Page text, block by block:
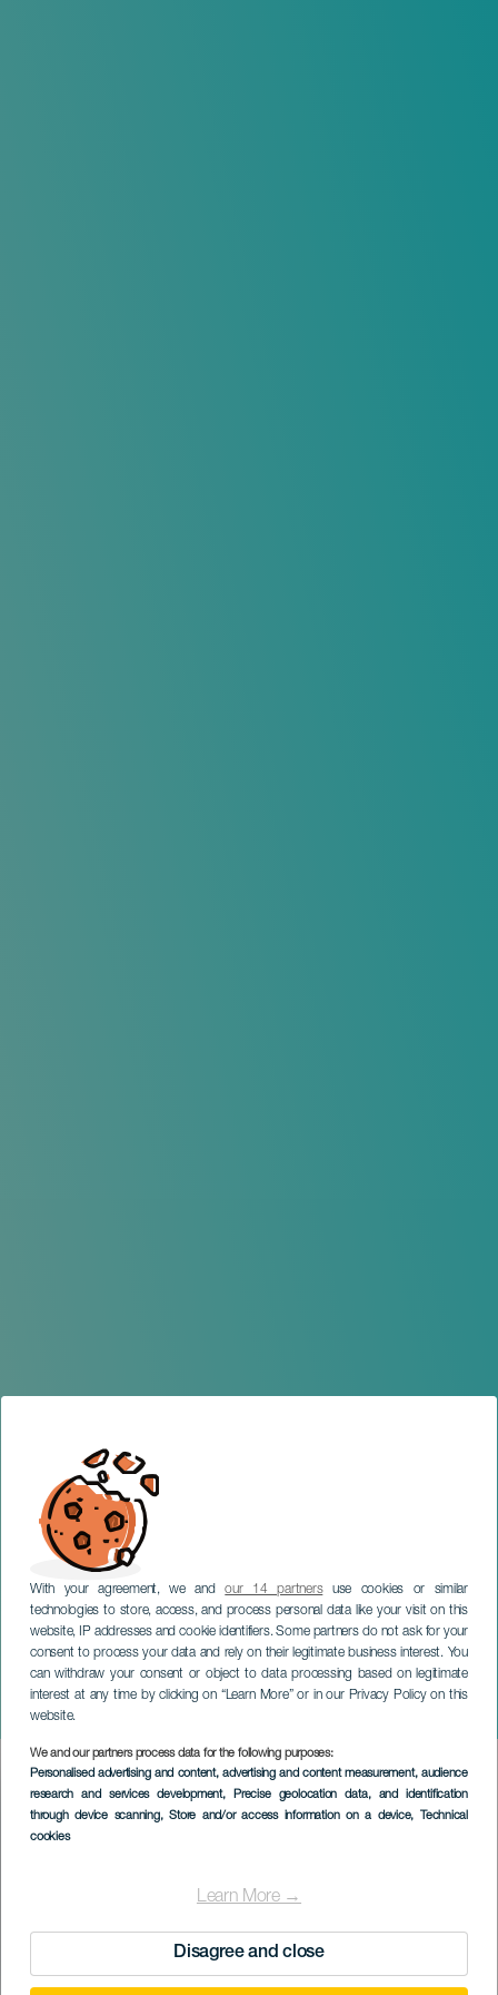
With your agreement, we andour 14 partnersuse cookies or similar
technologies to store, access, and process personal data like your visit on this
website, IP addresses and cookie identifiers. Some partners do not ask for your
consent to process your data and rely on their legitimate business interest. You
can withdraw your consent or object to data processing based on legitimate
interest at any time by clicking on “Learn More” or in our Privacy Policy on this
website.
We and our partners process data for the following purposes:
Personalised advertising and content, advertising and content measurement, audience
research and services development, Precise geolocation data, and identification
through device scanning, Store and/or access information on a device, Technical
cookies
Learn More →
Disagree and close
Kessel für die Karwoche
GRAN CANARIA
Imagen
Listado